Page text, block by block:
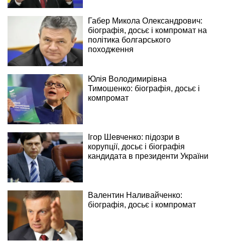
Габер Микола Олександрович:
біографія, досьє і компромат на
політика болгарського
походження
Юлія Володимирівна
Тимошенко: біографія, досьє і
компромат
Ігор Шевченко: підозри в
корупції, досьє і біографія
кандидата в президенти України
Валентин Наливайченко:
біографія, досьє і компромат